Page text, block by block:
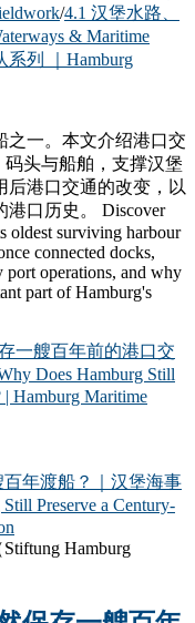
/4.1 汉堡水路、
& Maritime
系列 ｜Hamburg
之一。本文介绍港口交
码头与船舶，支撑汉堡
后港口交通的改变，以
口历史。 Discover
oldest surviving harbour
connected docks,
port operations, and why
part of Hamburg's
一艘百年前的港口交
Does Hamburg Still
| Hamburg Maritime
Hamburg